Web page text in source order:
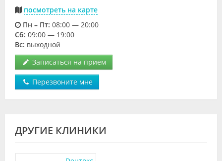
посмотреть на карте
Пн – Пт: 08:00 — 20:00
Cб: 09:00 — 19:00
Вс: выходной
Записаться на прием
Перезвоните мне
ДРУГИЕ КЛИНИКИ